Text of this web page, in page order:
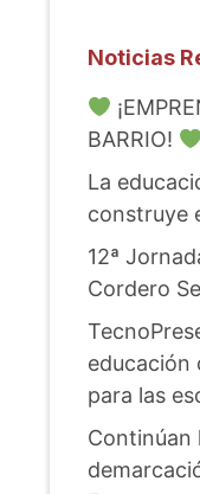
Noticias
BARRIO!
La
construye
12ª
Cordero
educación
para las
Continúan